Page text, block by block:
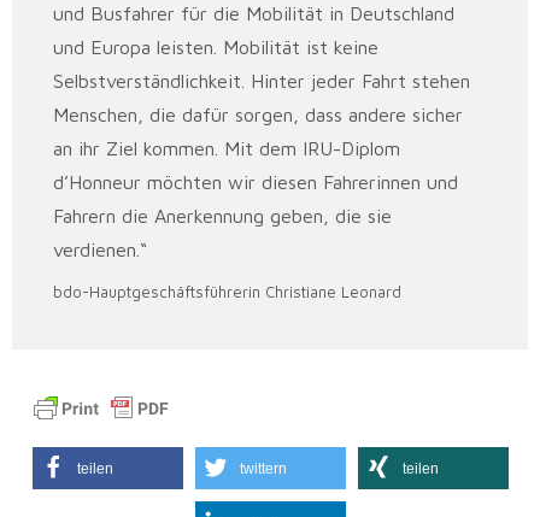
und Busfahrer für die Mobilität in Deutschland
und Europa leisten. Mobilität ist keine
Selbstverständlichkeit. Hinter jeder Fahrt stehen
Menschen, die dafür sorgen, dass andere sicher
an ihr Ziel kommen. Mit dem IRU-Diplom
d’Honneur möchten wir diesen Fahrerinnen und
Fahrern die Anerkennung geben, die sie
verdienen.“
bdo-Hauptgeschäftsführerin Christiane Leonard
teilen twittern teilen